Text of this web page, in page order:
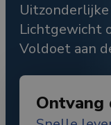
Lichtgewicht
Voldoet aan